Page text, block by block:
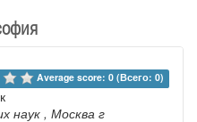
Average score: 0 (Всего: 0)
наук , Москва г